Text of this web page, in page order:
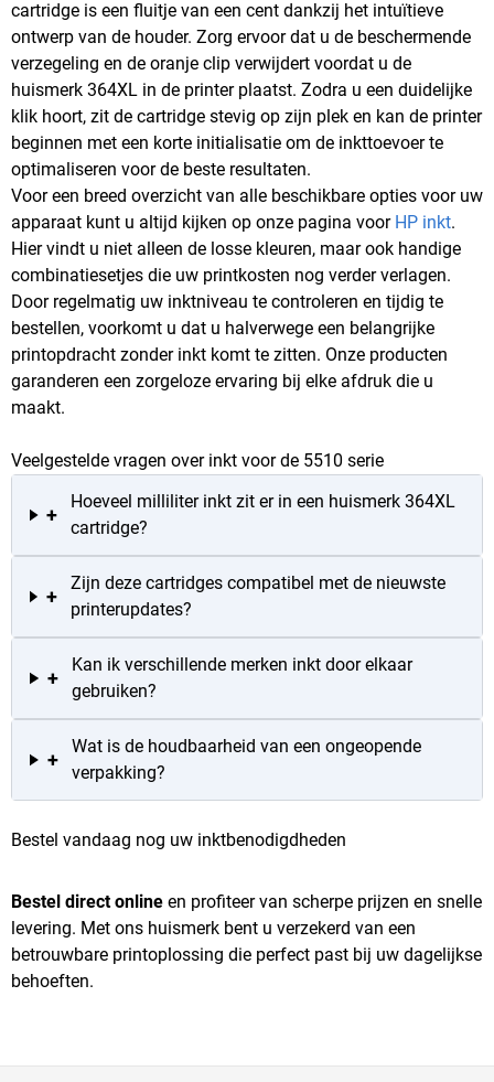
cartridge is een fluitje van een cent dankzij het intuïtieve
ontwerp van de houder. Zorg ervoor dat u de beschermende
verzegeling en de oranje clip verwijdert voordat u de
huismerk 364XL in de printer plaatst. Zodra u een duidelijke
klik hoort, zit de cartridge stevig op zijn plek en kan de printer
beginnen met een korte initialisatie om de inkttoevoer te
optimaliseren voor de beste resultaten.
Voor een breed overzicht van alle beschikbare opties voor uw
apparaat kunt u altijd kijken op onze pagina voor HP inkt.
Hier vindt u niet alleen de losse kleuren, maar ook handige
combinatiesetjes die uw printkosten nog verder verlagen.
Door regelmatig uw inktniveau te controleren en tijdig te
bestellen, voorkomt u dat u halverwege een belangrijke
printopdracht zonder inkt komt te zitten. Onze producten
garanderen een zorgeloze ervaring bij elke afdruk die u
maakt.
Veelgestelde vragen over inkt voor de 5510 serie
+
Hoeveel milliliter inkt zit er in een huismerk 364XL
cartridge?
+
Zijn deze cartridges compatibel met de nieuwste
printerupdates?
+
Kan ik verschillende merken inkt door elkaar
gebruiken?
+
Wat is de houdbaarheid van een ongeopende
verpakking?
Bestel vandaag nog uw inktbenodigdheden
Bestel direct online en profiteer van scherpe prijzen en snelle
levering. Met ons huismerk bent u verzekerd van een
betrouwbare printoplossing die perfect past bij uw dagelijkse
behoeften.